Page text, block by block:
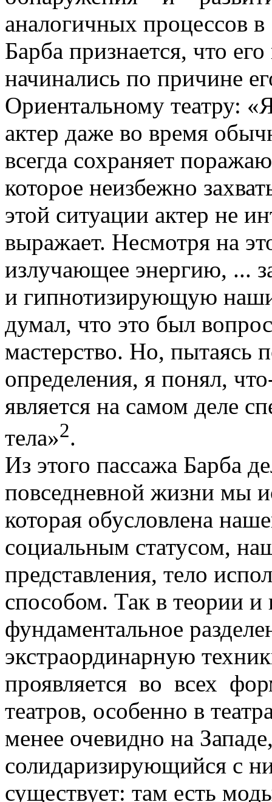
аналогичных процессов
Барба признается, что
начинались по причине
Ориентальному театру:
актер даже во время
всегда сохраняет
которое неизбежно
этой ситуации актер не
выражает. Несмотря на
излучающее энергию, ...
и гипнотизирующую
думал, что это был
мастерство. Но, пытаясь
определения, я понял,
является на самом деле
тела»2.
Из этого пассажа Барба
повседневной жизни мы
которая обусловлена
социальным статусом,
представления, тело
способом. Так в теории и
фундаментальное
экстраординарную
проявляется во всех
театров, особенно в
менее очевидно на
солидаризирующийся с
существует: там есть